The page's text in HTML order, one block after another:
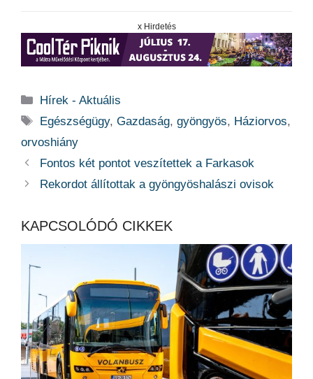
x Hirdetés
Kategória
Hírek - Aktuális
Címkék
Egészségügy,Gazdaság,gyöngyös, Háziorvos,
orvoshiány
Fontos két pontot veszítettek a Farkasok
Rekordot állítottak a gyöngyöshalászi ovisok
KAPCSOLÓDÓ CIKKEK